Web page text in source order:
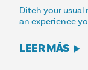
Ditch your usual
an experience
LEER MÁS